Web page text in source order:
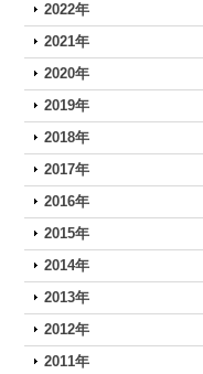
2022年
2021年
2020年
2019年
2018年
2017年
2016年
2015年
2014年
2013年
2012年
2011年